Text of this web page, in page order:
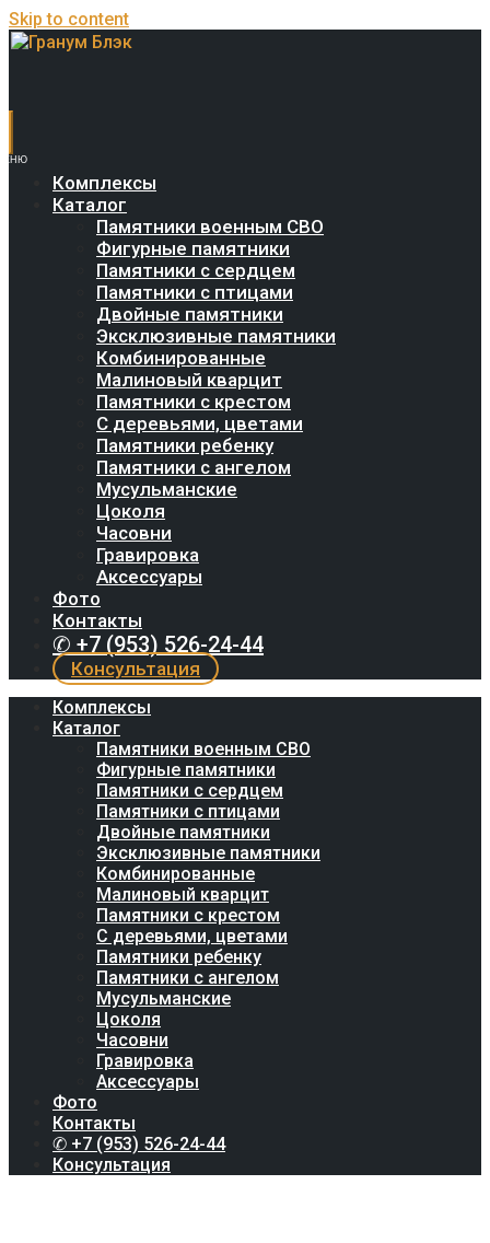
Skip to content
Комплексы
Каталог
Памятники военным СВО
Фигурные памятники
Памятники с сердцем
Памятники с птицами
Двойные памятники
Эксклюзивные памятники
Комбинированные
Малиновый кварцит
Памятники с крестом
С деревьями, цветами
Памятники ребенку
Памятники с ангелом
Мусульманские
Цоколя
Часовни
Гравировка
Аксессуары
Фото
Контакты
✆ +7 (953) 526-24-44
Консультация
Комплексы
Каталог
Памятники военным СВО
Фигурные памятники
Памятники с сердцем
Памятники с птицами
Двойные памятники
Эксклюзивные памятники
Комбинированные
Малиновый кварцит
Памятники с крестом
С деревьями, цветами
Памятники ребенку
Памятники с ангелом
Мусульманские
Цоколя
Часовни
Гравировка
Аксессуары
Фото
Контакты
✆ +7 (953) 526-24-44
Консультация